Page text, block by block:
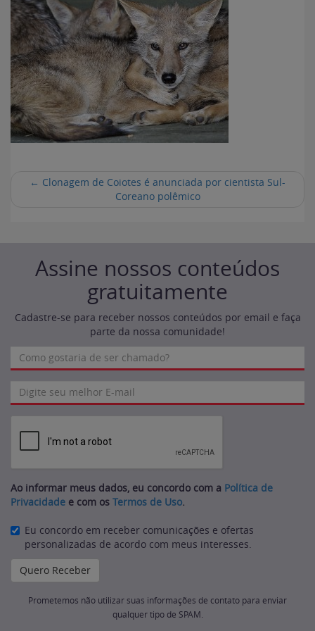
← Clonagem de Coiotes é anunciada por cientista Sul-
Coreano polêmico
Assine nossos conteúdos
gratuitamente
Cadastre-se para receber nossos conteúdos por email e faça
parte da nossa comunidade!
Ao informar meus dados, eu concordo com a Política de
Privacidade e com os Termos de Uso.
Eu concordo em receber comunicações e ofertas
personalizadas de acordo com meus interesses.
Prometemos não utilizar suas informações de contato para enviar
qualquer tipo de SPAM.